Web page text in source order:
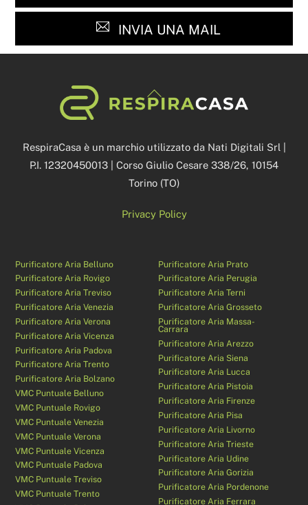
INVIA UNA MAIL
Back
To
RespiraCasa è un marchio utilizzato da Nati Digitali Srl |
P.I. 12320450013 | Corso Giulio Cesare 338/26, 10154
Torino (TO)
Privacy Policy
Purificatore Aria Belluno
Purificatore Aria Rovigo
Purificatore Aria Treviso
Purificatore Aria Venezia
Purificatore Aria Verona
Purificatore Aria Vicenza
Purificatore Aria Padova
Purificatore Aria Trento
Purificatore Aria Bolzano
VMC Puntuale Belluno
VMC Puntuale Rovigo
VMC Puntuale Venezia
VMC Puntuale Verona
VMC Puntuale Vicenza
VMC Puntuale Padova
VMC Puntuale Treviso
VMC Puntuale Trento
Purificatore Aria Prato
Purificatore Aria Perugia
Purificatore Aria Terni
Purificatore Aria Grosseto
Purificatore Aria Massa-
Carrara
Purificatore Aria Arezzo
Purificatore Aria Siena
Purificatore Aria Lucca
Purificatore Aria Pistoia
Purificatore Aria Firenze
Purificatore Aria Pisa
Purificatore Aria Livorno
Purificatore Aria Trieste
Purificatore Aria Udine
Purificatore Aria Gorizia
Purificatore Aria Pordenone
Purificatore Aria Ferrara